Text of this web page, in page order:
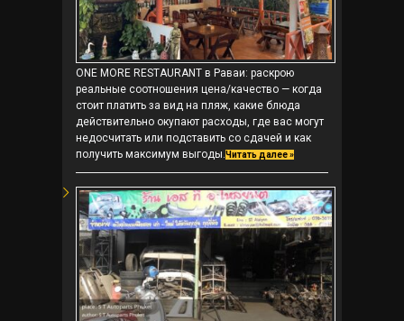
ONE MORE RESTAURANT в Раваи: раскрою
реальные соотношения цена/качество — когда
стоит платить за вид на пляж, какие блюда
действительно окупают расходы, где вас могут
недосчитать или подставить со сдачей и как
получить максимум выгоды.Читать далее »